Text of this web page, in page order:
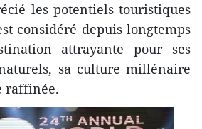
les potentiels touristiques
considéré depuis longtemps
attrayante pour ses
sa culture millénaire
raffinée.